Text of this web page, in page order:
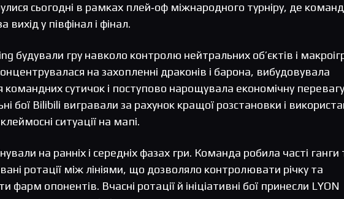
сьогодні в рамках плей‑оф міжнародного турніру, де
вихід у півфінал і фінал.
будували гру навколо контролю нейтральних об’єктів і
на захопленні драконів і барона, вибудовувала
командних сутичок і поступово нарощувала економічну
бої Bilibili вигравали за рахунок кращої розстановки і
ситуації на мапі.
на ранніх і середніх фазах гри. Команда робила часті ганги
ротації між лініями, що дозволяло контролювати річку та
фарм опонентів. Вчасні ротації й ініціативні бої принесли LYON